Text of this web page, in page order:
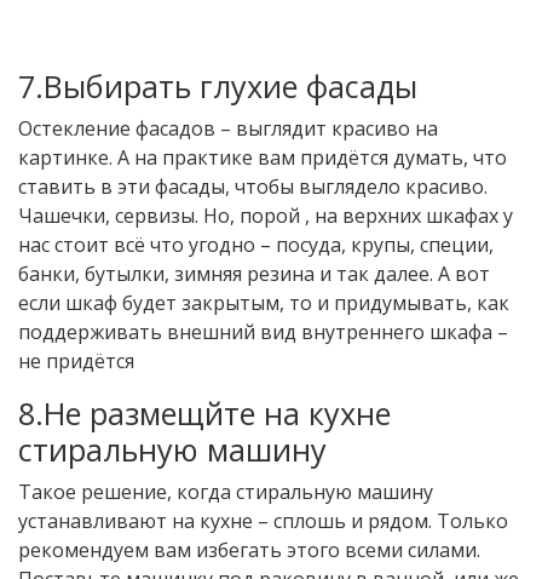
7.Выбирать глухие фасады
Остекление фасадов – выглядит красиво на
картинке. А на практике вам придётся думать, что
ставить в эти фасады, чтобы выглядело красиво.
Чашечки, сервизы. Но, порой , на верхних шкафах у
нас стоит всё что угодно – посуда, крупы, специи,
банки, бутылки, зимняя резина и так далее. А вот
если шкаф будет закрытым, то и придумывать, как
поддерживать внешний вид внутреннего шкафа –
не придётся
8.Не размещйте на кухне
стиральную машину
Такое решение, когда стиральную машину
устанавливают на кухне – сплошь и рядом. Только
рекомендуем вам избегать этого всеми силами.